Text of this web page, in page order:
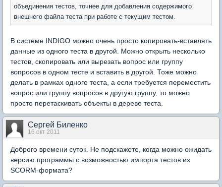
объединения тестов, точнее для добавления содержимого
внешнего файла теста при работе с текущим тестом.
В системе INDIGO можно очень просто копировать-вставлять
данные из одного теста в другой. Можно открыть несколько
тестов, скопировать или вырезать вопрос или группу
вопросов в одном тесте и вставить в другой. Тоже можно
делать в рамках одного теста, а если требуется переместить
вопрос или группу вопросов в другую группу, то можно
просто перетаскивать объекты в дереве теста.
Сергей Биленко
16 окт 2011
Доброго времени суток. Не подскажете, когда можно ожидать
версию программы с возможностью импорта тестов из
SCORM-формата?